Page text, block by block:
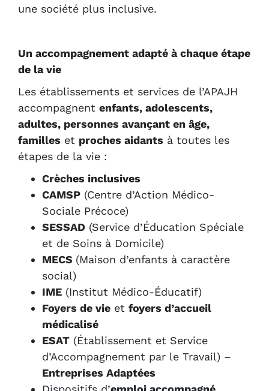
une société plus inclusive.
Un accompagnement adapté à chaque étape
de la vie
Les établissements et services de l’APAJH
accompagnent enfants, adolescents,
adultes, personnes avançant en âge,
familles et proches aidants à toutes les
étapes de la vie :
Crèches inclusives
CAMSP (Centre d’Action Médico-
Sociale Précoce)
SESSAD (Service d’Éducation Spéciale
et de Soins à Domicile)
MECS (Maison d’enfants à caractère
social)
IME (Institut Médico-Éducatif)
Foyers de vie et foyers d’accueil
médicalisé
ESAT (Établissement et Service
d’Accompagnement par le Travail) –
Entreprises Adaptées